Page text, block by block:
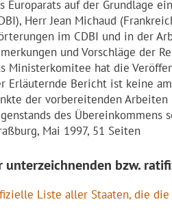
Europarats auf der Grundlage
Herr Jean Michaud
im CDBI und in der
und Vorschläge der
Ministerkomitee hat die
Erläuternde Bericht ist keine
der vorbereitenden
des
Mai 1997, 51 Seiten
unterzeichnenden bzw.
Liste aller Staaten, die